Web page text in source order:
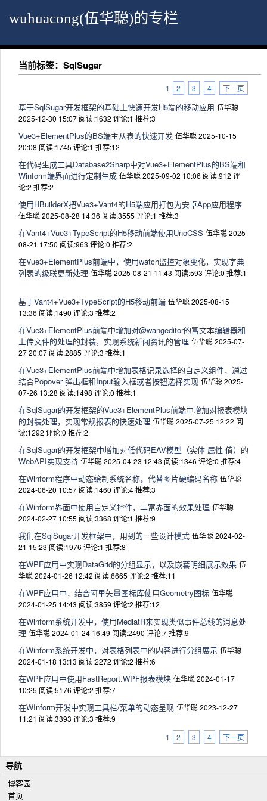
wuhuacong(伍华聪)的专栏
当前标签：SqlSugar
1 2 3 4 下一页
基于SqlSugar开发框架的基础上快速开发H5端的移动应用 伍华聪
2025-12-30 15:07 阅读:1632 评论:1 推荐:3
Vue3+ElementPlus的BS端主从表的快速开发 伍华聪 2025-10-15
20:08 阅读:1745 评论:1 推荐:12
在代码生成工具Database2Sharp中对Vue3+ElementPlus的BS端和
Winform端界面进行定制生成 伍华聪 2025-09-02 10:06 阅读:912 评
论:2 推荐:2
使用HBuilderX把Vue3+Vant4的H5端应用打包为安卓App应用程序
伍华聪 2025-08-28 14:36 阅读:3555 评论:1 推荐:3
在Vant4+Vue3+TypeScript的H5移动前端使用UnoCSS 伍华聪 2025-
08-21 17:50 阅读:963 评论:0 推荐:2
在Vue3+ElementPlus前端中，使用watch监控对象变化，实现字典
列表的级联更新处理 伍华聪 2025-08-21 11:43 阅读:593 评论:0 推荐:1
基于Vant4+Vue3+TypeScript的H5移动前端 伍华聪 2025-08-15
13:36 阅读:1490 评论:3 推荐:2
在Vue3+ElementPlus前端中增加对@wangeditor的富文本编辑器和
上传文件的处理的封装，实现系统新闻资讯的管理 伍华聪 2025-07-
27 20:07 阅读:2885 评论:3 推荐:1
在Vue3+ElementPlus前端中增加表格记录选择的自定义组件，通过
结合Popover 弹出框和Input输入框或者按钮选择实现 伍华聪 2025-
07-26 13:28 阅读:1498 评论:0 推荐:1
在SqlSugar的开发框架的Vue3+ElementPlus前端中增加对报表模块
的封装处理，实现常规报表的快速处理 伍华聪 2025-07-25 12:22 阅
读:1292 评论:0 推荐:2
在SqlSugar的开发框架中增加对低代码EAV模型（实体-属性-值）的
WebAPI实现支持 伍华聪 2025-04-23 12:43 阅读:1346 评论:0 推荐:4
在Winform程序中动态绘制系统名称，代替图片硬编码名称 伍华聪
2024-06-20 10:57 阅读:1460 评论:4推荐:3
在Winform界面中使用自定义控件，丰富界面的效果处理 伍华聪
2024-02-27 10:55 阅读:3368 评论:1 推荐:9
我们在SqlSugar开发框架中，用到的一些设计模式 伍华聪 2024-02-
21 15:23 阅读:1976 评论:1 推荐:8
在WPF应用中实现DataGrid的分组显示，以及嵌套明细展示效果 伍
华聪 2024-01-26 12:42 阅读:6665 评论:2 推荐:11
在WPF应用中，结合阿里矢量图标库使用Geometry图标 伍华聪
2024-01-25 14:43 阅读:3859 评论:2 推荐:12
在Winform系统开发中，使用MediatR来实现类似事件总线的消息处
理 伍华聪 2024-01-24 16:49 阅读:2490 评论:7推荐:9
在Winform系统开发中，对表格列表中的内容进行分组展示 伍华聪
2024-01-18 13:13 阅读:2272 评论:2 推荐:6
在WPF应用中使用FastReport.WPF报表模块 伍华聪 2024-01-17
10:25 阅读:5176 评论:2 推荐:7
在WInform开发中实现工具栏/菜单的动态呈现 伍华聪 2023-12-27
11:21 阅读:3393 评论:3 推荐:9
1
2 3 4 下一页
导航
博客园
首页